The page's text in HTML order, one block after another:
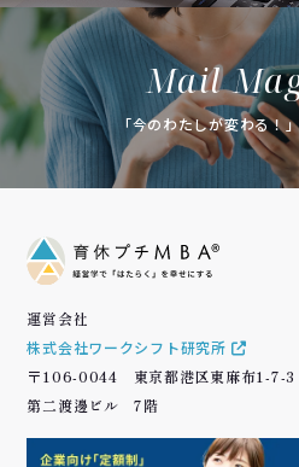
Mail
「今のわたしが変わる！
運営会社
株式会社ワークシフト研究所
〒106-0044 東京都港区東麻布1-7-3
第二渡邊ビル 7階